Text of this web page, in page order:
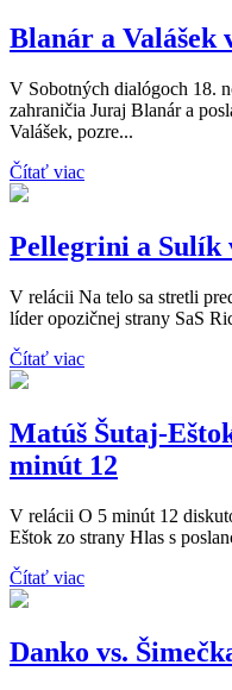
Blanár a Valášek
V Sobotných dialógoch 18.
zahraničia Juraj Blanár a
Valášek, pozre...
Čítať viac
Pellegrini a Sulík
V relácii Na telo sa stretli
líder opozičnej strany SaS
Čítať viac
Matúš Šutaj-
minút 12
V relácii O 5 minút 12
Eštok zo strany Hlas s
Čítať viac
Danko vs.